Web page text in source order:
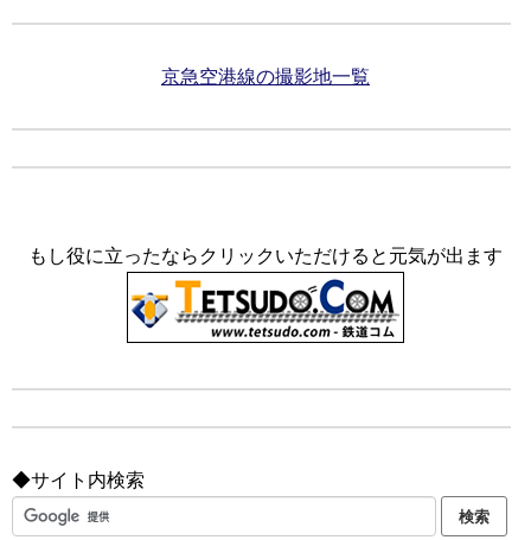
京急空港線の撮影地一覧
もし役に立ったならクリックいただけると元気が出ます
◆サイト内検索